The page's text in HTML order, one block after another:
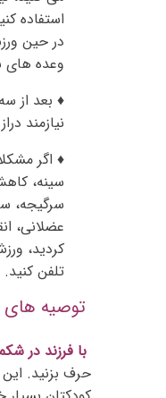
استفاده
در حین
وعده های
♦ بعد از
نیازمند
♦ اگر
سینه،
سرگیجه،
عضلانی،
کردید،
تلفن کنید.
توصیه های
با فرزند در
حرف بزنید. این